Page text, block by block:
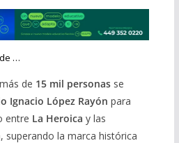
Congreso de Michoacán incorpora al Calendario Cívico la co…
de 15 mil personasse
Ignacio López Rayón para
entre La Heroica y las
, superando la marca histórica